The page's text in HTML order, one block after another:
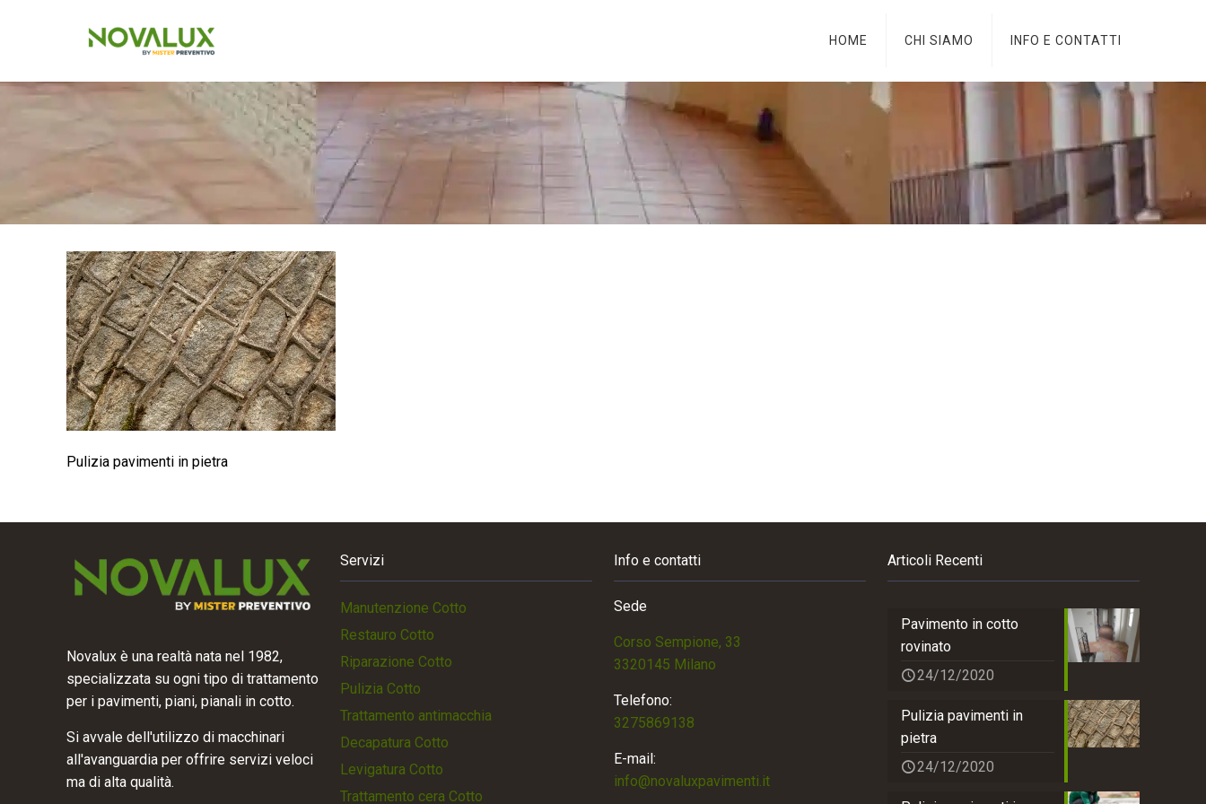
HOME CHI SIAMO INFO E CONTATTI
Pulizia pavimenti in pietra
Novalux è una realtà nata nel 1982,
specializzata su ogni tipo di trattamento
per i pavimenti, piani, pianali in cotto.
Si avvale dell'utilizzo di macchinari
all'avanguardia per offrire servizi veloci
ma di alta qualità.
Servizi
Manutenzione Cotto
Restauro Cotto
Riparazione Cotto
Pulizia Cotto
Trattamento antimacchia
Decapatura Cotto
Levigatura Cotto
Trattamento cera Cotto
Info e contatti
Sede
Corso Sempione, 33
3320145 Milano
Telefono:
3275869138
E-mail:
info@novaluxpavimenti.it
Articoli Recenti
Pavimento in cotto
rovinato
24/12/2020
Pulizia pavimenti in
pietra
24/12/2020